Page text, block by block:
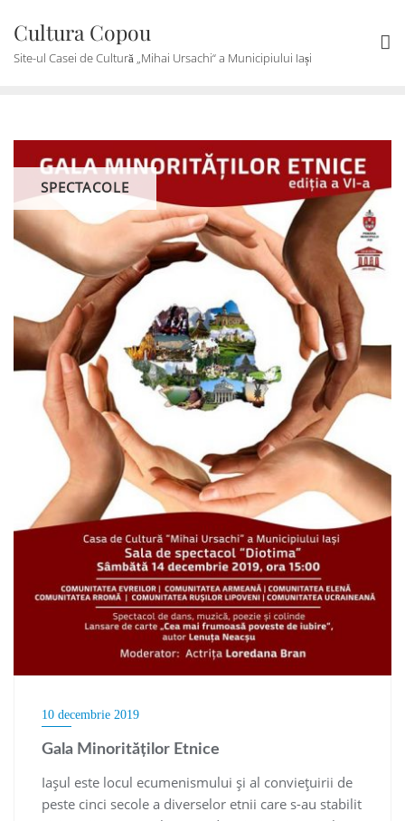
content
Cultura Copou
Site-ul Casei de Cultură „Mihai Ursachi“ a Municipiului Iași
SPECTACOLE
10 decembrie 2019
Gala Minorităților Etnice
Iașul este locul ecumenismului și al conviețuirii de
peste cinci secole a diverselor etnii care s-au stabilit